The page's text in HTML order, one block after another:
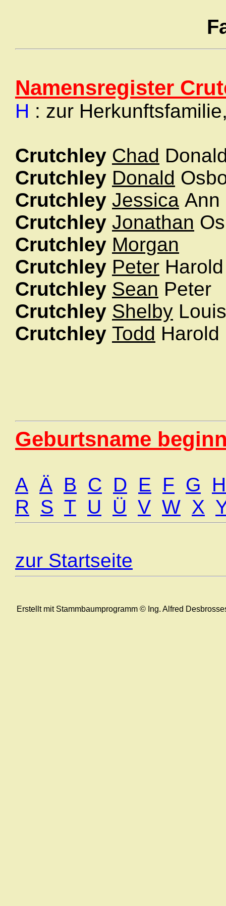
Namensregister
H : zur
Crutchley Chad
Crutchley Donald
Crutchley Jessica Ann
Crutchley Jonathan
Crutchley Morgan
Crutchley Peter
Crutchley Sean Peter
Crutchley Shelby
Crutchley Todd Harold
Geburtsname
A Ä B C D E F G
H
R
S T U Ü V W X
zur Startseite
Erstellt mit Stammbaumprogramm © Ing. Alfred